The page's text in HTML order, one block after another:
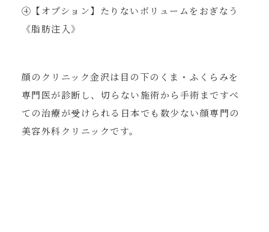
④【オプション】たりないボリュームをおぎなう
《脂肪注入》
顔のクリニック金沢は目の下のくま・ふくらみを
専門医が診断し、切らない施術から手術まですべ
ての治療が受けられる日本でも数少ない顔専門の
美容外科クリニックです。